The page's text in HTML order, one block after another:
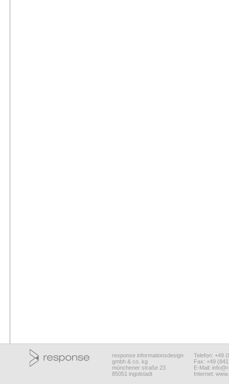
response informationsdesign
gmbh & co. kg
münchener straße 23
85051 ingolstadt
Telefon: +49
Fax: +49
E-Mail:
Internet: